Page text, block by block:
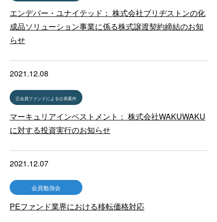
エンデバー・ユナイテッド： 株式会社ブリヂストンの化
成品ソリューション事業に係る株式譲渡契約締結のお知
らせ
2021.12.08
正会員ファンドによる公表案件
マーキュリアインベストメント： 株式会社WAKUWAKU
に対する投資実行のお知らせ
2021.12.07
会員勉強会
PEファンド業界における移転価格対応